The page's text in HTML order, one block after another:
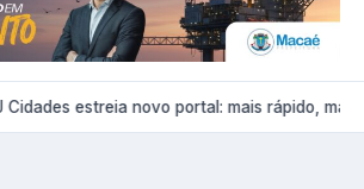
Cidades estreia novo portal: mais rápido, mais